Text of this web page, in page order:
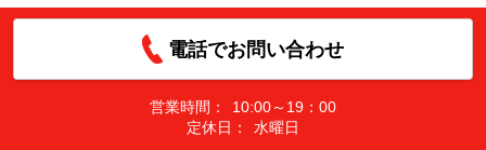
電話でお問い合わせ
営業時間：
10:00～19：00
定休日：
水曜日